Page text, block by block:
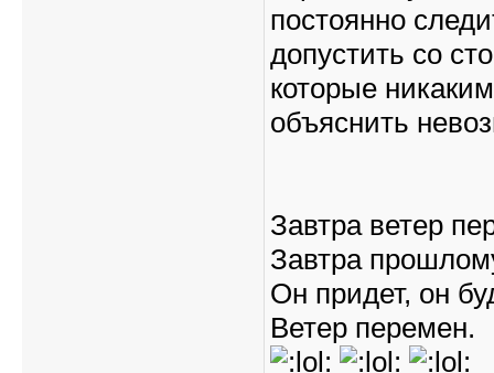
постоянно
допустить со
которые
объяснить
Завтра ветер
Завтра
Он придет, он
Ветер перемен.